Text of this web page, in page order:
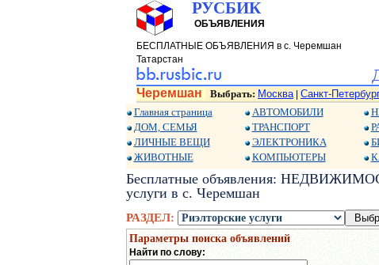
РУСБИК
ОБЪЯВЛЕНИЯ
БЕСПЛАТНЫЕ ОБЪЯВЛЕНИЯ в с. Черемшан
Татарстан
Черемшан Выбрать: Москва| Санкт-
Главная страница
ДОМ, СЕМЬЯ
ЛИЧНЫЕ ВЕЩИ
ЖИВОТНЫЕ
АВТОМОБИЛИ
ТРАНСПОРТ
ЭЛЕКТРОНИКА
КОМПЬЮТЕРЫ
Бесплатные объявления:
услуги в с. Черемшан
РАЗДЕЛ:
Параметры поиска объявлений
Найти по слову: